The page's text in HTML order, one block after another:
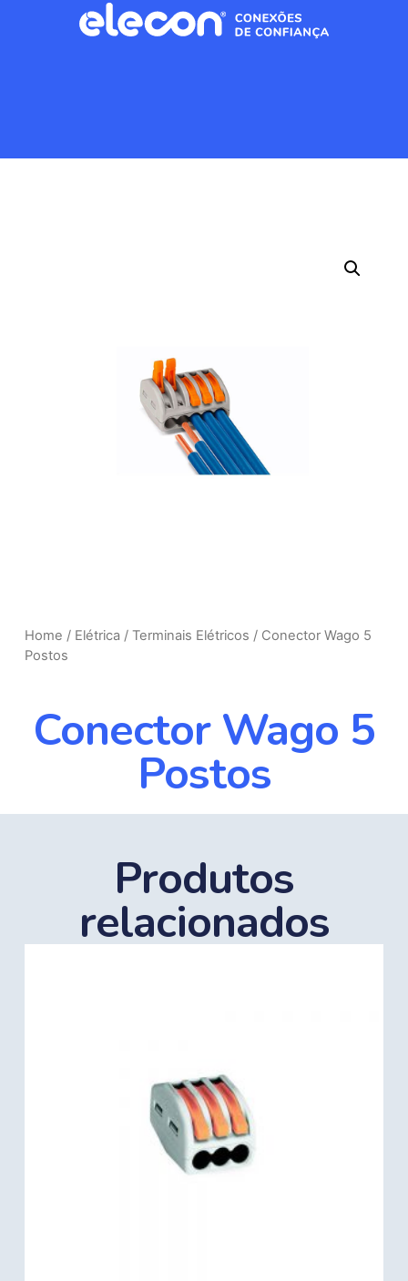
Home / Elétrica / Terminais Elétricos / Conector Wago 5
Postos
Conector Wago 5
Postos
Produtos
relacionados